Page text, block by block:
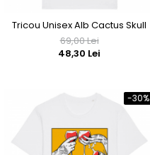
Tricou Unisex Alb Cactus Skull
69,00 Lei
48,30 Lei
-30%